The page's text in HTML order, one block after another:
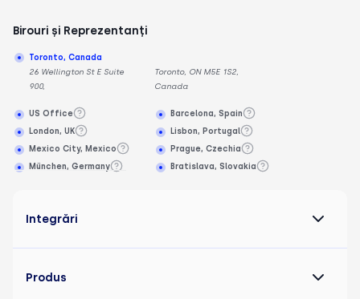
Birouri și Reprezentanți
Toronto, Canada
26 Wellington St E Suite
900,
Toronto, ON M5E 1S2,
Canada
US Office
London, UK
Mexico City, Mexico
München, Germany
Barcelona, Spain
Lisbon, Portugal
Prague, Czechia
Bratislava, Slovakia
Integrări
Produs